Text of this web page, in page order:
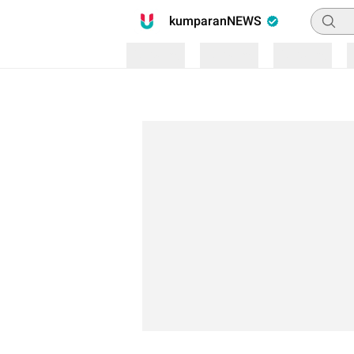
kumparanNEWS